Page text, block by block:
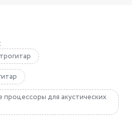
процессоры для акустических